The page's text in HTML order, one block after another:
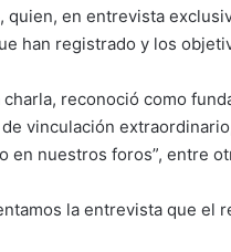
quien, en entrevista
han registrado y los
charla, reconoció como
vinculación
en nuestros foros”, entre
la entrevista que el